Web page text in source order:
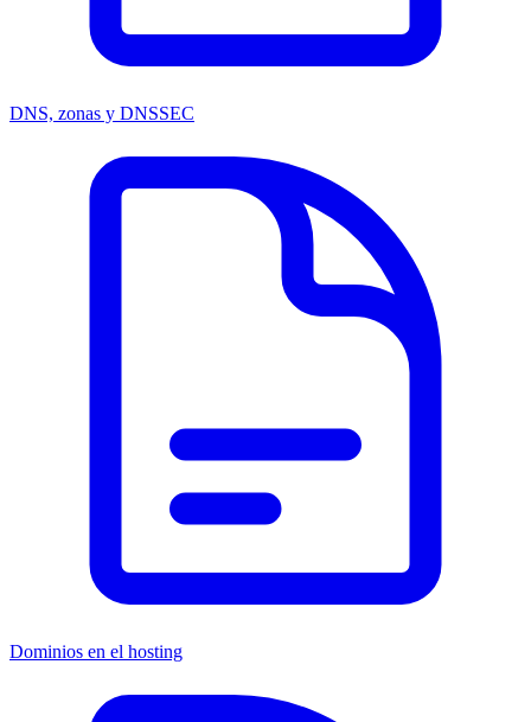
DNS, zonas y DNSSEC
Dominios en el hosting